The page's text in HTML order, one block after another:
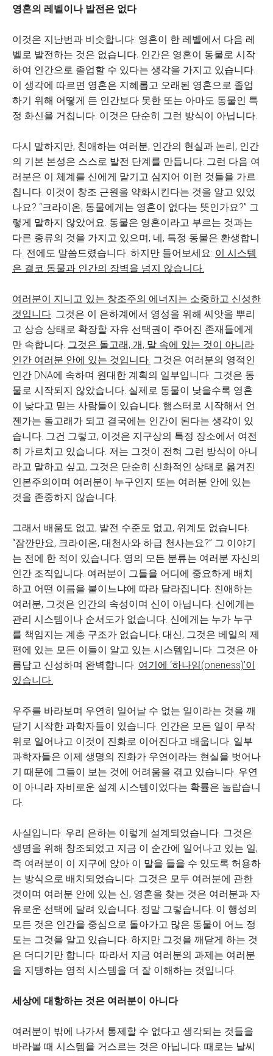
영혼의 레벨이나 발전은 없다
이것은 지난번과 비슷합니다: 영혼이 한 레벨에서 다음 레
벨로 발전하는 것은 없습니다. 인간은 영혼이 동물로 시작
하여 인간으로 졸업할 수 있다는 생각을 가지고 있습니다.
이 생각에 따르면 영혼은 지혜롭고 오래된 영혼으로 졸업
하기 위해 어떻게 든 인간보다 못한 또는 아마도 동물인 특
정 화신을 거칩니다. 이것은 단순히 그런 방식이 아닙니다.
다시 말하지만, 친애하는 여러분, 인간의 현실과 논리, 인간
의 기본 본성은 스스로 발전 단계를 만듭니다. 그런 다음 여
러분은 이 체계를 신에게 맡기고 심지어 이런 것들을 가르
칩니다. 이것이 창조 근원을 약화시킨다는 것을 알고 있었
나요? “크라이온, 동물에게는 영혼이 없다는 뜻인가요?” 그
렇게 말하지 않았어요. 동물은 영혼이라고 부르는 것과는
다른 종류의 것을 가지고 있으며, 네, 특정 동물은 환생합니
다. 전에도 말씀드렸습니다. 하지만 들어보세요: 이 시스템
은 결코 동물과 인간의 장벽을 넘지 않습니다.
여러분이 지니고 있는 창조주의 에너지는 소중하고 신성한
것입니다. 그것은 이 은하계에서 영성을 위해 씨앗을 뿌리
고 상승 상태로 확장할 자유 선택권이 주어진 존재들에게
만 속합니다. 그것은 돌고래, 개, 말 속에 있는 것이 아니라
인간 여러분 안에 있는 것입니다. 그것은 여러분의 영적인
인간 DNA에 속하며 원대한 계획의 일부입니다. 그것은 동
물로 시작되지 않았습니다. 실제로 동물이 낮을수록 영혼
이 낮다고 믿는 사람들이 있습니다. 햄스터로 시작해서 언
젠가는 돌고래가 되고 결국에는 인간이 된다는 생각이 있
습니다. 그건 그렇고, 이것은 지구상의 특정 장소에서 여전
히 가르치고 있습니다. 저는 그것이 전혀 그런 방식이 아니
라고 말하고 싶고, 그것은 단순히 신화적인 상태로 옮겨진
인본주의이며 여러분이 누구인지 또는 여러분 안에 있는
것을 존중하지 않습니다.
그래서 배움도 없고, 발전 수준도 없고, 위계도 없습니다.
“잠깐만요, 크라이온, 대천사와 하급 천사는요?” 그 이야기
는 전에 한 적이 있습니다. 영의 모든 분류는 여러분 자신의
인간 조직입니다. 여러분이 그들을 어디에 중요하게 배치
하고 어떤 이름을 붙이느냐에 따라 달라집니다. 친애하는
여러분, 그것은 인간의 속성이며 신이 아닙니다. 신에게는
관리 시스템이나 순서도가 없습니다. 신에게는 누가 누구
를 책임지는 계층 구조가 없습니다. 대신, 그것은 베일의 제
편에 있는 모든 이들이 알고 있는 시스템입니다. 그것은 아
름답고 신성하며 완벽합니다. 여기에 ‘하나임(oneness)’이
있습니다.
우주를 바라보며 우연히 일어날 수 없는 일이라는 것을 깨
닫기 시작한 과학자들이 있습니다. 인간은 모든 일이 무작
위로 일어나고 이것이 진화로 이어진다고 배웁니다. 일부
과학자들은 이제 생명의 진화가 우연이라는 현실을 벗어나
기 때문에 그들이 보는 것에 어려움을 겪고 있습니다. 우연
이 아니라 자비로운 설계 시스템이었다는 확률은 놀랍습니
다.
사실입니다: 우리 은하는 이렇게 설계되었습니다. 그것은
생명을 위해 창조되었고 지금 이 순간에 일어나고 있는 일,
즉 여러분이 이 지구에 앉아 이 말을 들을 수 있도록 허용하
는 방식으로 배치되었습니다. 그것은 모두 여러분에 관한
것이며 여러분 안에 있는 신, 영혼을 찾는 것은 여러분과 자
유로운 선택에 달려 있습니다. 정말 그렇습니다. 이 행성의
모든 것은 인간을 중심으로 돌아가고 많은 동물이 어느 정
도는 그것을 알고 있습니다. 하지만 그것을 깨닫게 하는 것
은 더디기만 합니다. 따라서 지금 여러분의 과제는 여러분
을 지탱하는 영적 시스템을 더 잘 이해하는 것입니다.
세상에 대항하는 것은 여러분이 아니다
여러분이 밖에 나가서 통제할 수 없다고 생각되는 것들을
바라볼 때 시스템을 거스르는 것은 아닙니다. 때로는 날씨